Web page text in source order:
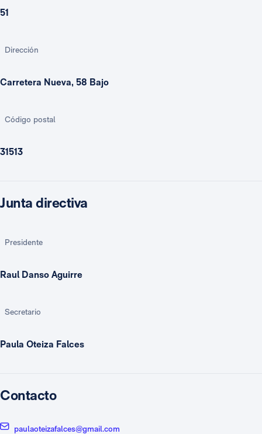
51
Dirección
Carretera Nueva, 58 Bajo
Código postal
31513
Junta directiva
Presidente
Raul Danso Aguirre
Secretario
Paula Oteiza Falces
Contacto
paulaoteizafalces@gmail.com